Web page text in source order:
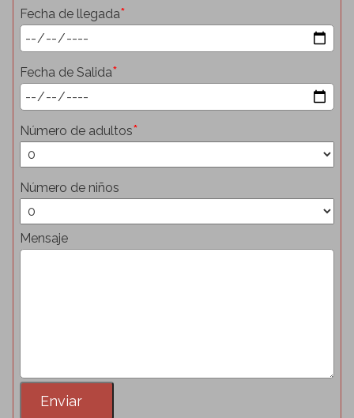
Fecha de llegada*
Fecha de Salida*
Número de adultos*
Número de niños
Mensaje